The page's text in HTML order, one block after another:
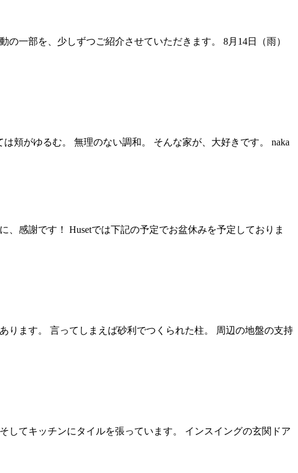
一部を、少しずつご紹介させていただきます。 8月14日（雨）
頬がゆるむ。 無理のない調和。 そんな家が、大好きです。 naka
感謝です！ Husetでは下記の予定でお盆休みを予定しておりま
ります。 言ってしまえば砂利でつくられた柱。 周辺の地盤の支持
してキッチンにタイルを張っています。 インスイングの玄関ドア